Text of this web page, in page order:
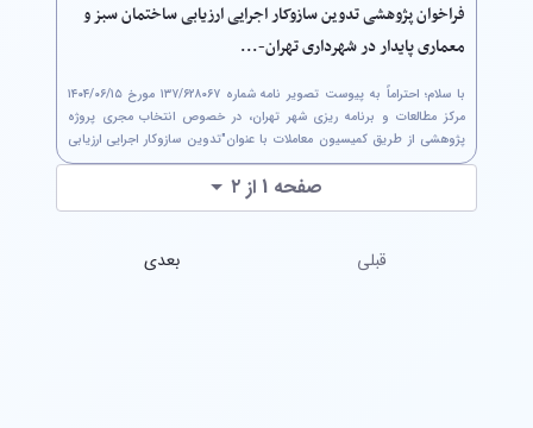
فراخوان پژوهشی تدوین سازوکار اجرایی ارزیابی ساختمان سبز و
معماری پایدار در شهرداری تهران-...
مرکز مطالعات و برنامه ریزی شهر تهران، در خصوص انتخاب مجری پروژه
پژوهشی از طریق کمیسیون معاملات با عنوان"تدوین سازوکار اجرایی ارزیابی
ساختمان سبز و معماری پایدار در شهرداری تهران" جهت استحضار ارسال...
صفحه 1 از ۲
قبلی بعدی